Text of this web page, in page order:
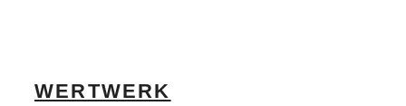
WERTWERK